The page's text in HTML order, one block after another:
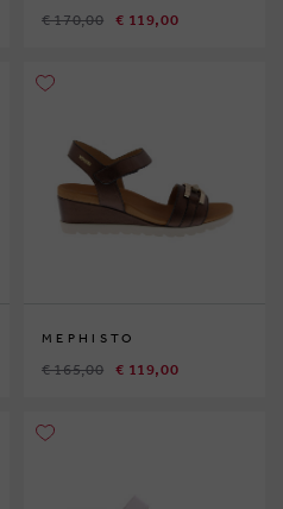
€ 170,00 € 119,00
MEPHISTO
€ 165,00 € 119,00